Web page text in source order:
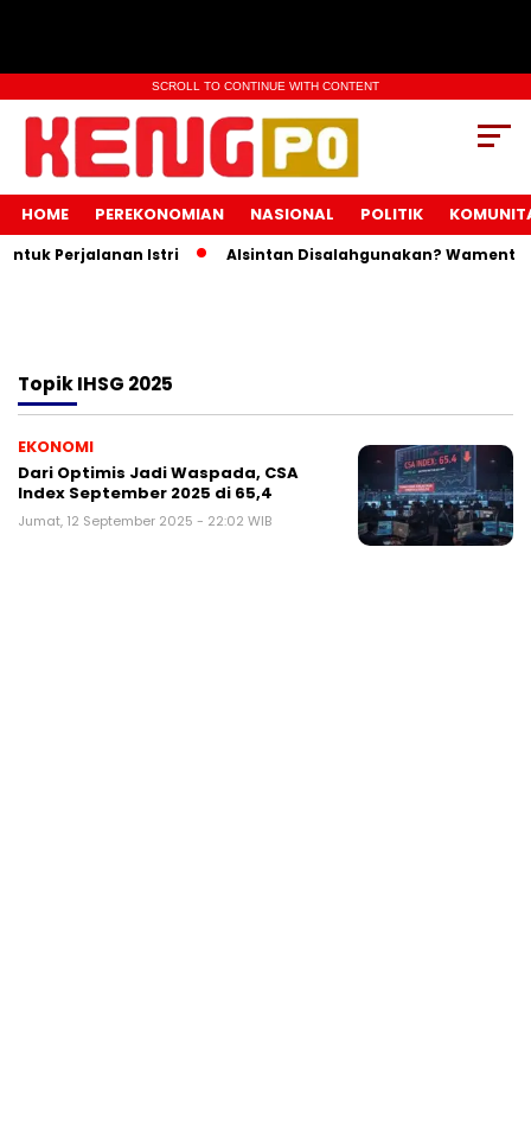
SCROLL TO CONTINUE WITH CONTENT
HOME PEREKONOMIAN NASIONAL POLITIK
Perjalanan Istri Alsintan Disalahgunakan?
TopikIHSG 2025
EKONOMI
Dari Optimis Jadi Waspada, CSA
Index September 2025 di 65,4
Jumat, 12 September 2025 - 22:02 WIB